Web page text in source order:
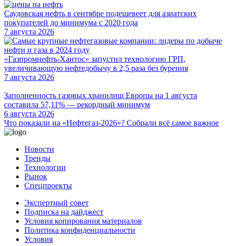
Саудовская нефть в сентябре подешевеет для азиатских
покупателей до минимума с 2020 года
7 августа 2026
«Газпромнефть-Хантос» запустил технологию ГРП,
увеличивающую нефтедобычу в 2,5 раза без бурения
7 августа 2026
Заполненность газовых хранилищ Европы на 1 августа
составила 57,11% — рекордный минимум
6 августа 2026
Что показали на «Нефтегаз-2026»? Собрали всё самое важное
Новости
Тренды
Технологии
Рынок
Спецпроекты
Экспертный совет
Подписка на дайджест
Условия копирования материалов
Политика конфиденциальности
Условия